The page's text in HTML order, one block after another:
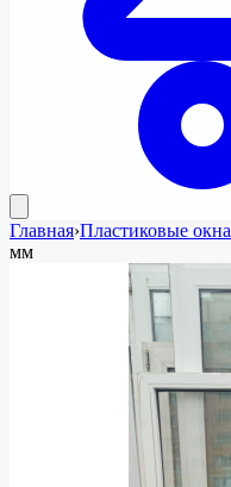
Главная›Пластиковые окна
мм